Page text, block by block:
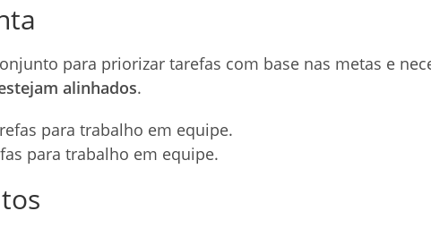
para priorizar tarefas com base nas metas e
alinhados.
para trabalho em equipe.